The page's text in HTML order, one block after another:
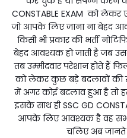
CONSTABLE EXAM को
जो आपके लिए जाना ना बेहद
किसी भी प्रकार की भर्ती
बेहद आवश्यक हो जाती है जब
तब उम्मीदवार परेशान होते हैं
को लेकर कुछ बड़े बदलावों की
में अगर कोई बदलाव हुआ है तो
इसके साथ ही SSC GD
आपके लिए आवश्यक है वह सभी
चलिए अब जानते